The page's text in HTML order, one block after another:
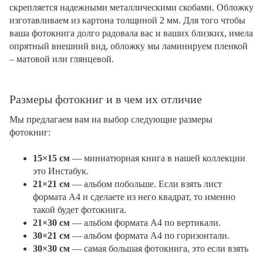
скрепляется надежными металлическими скобами. Обложку
изготавливаем из картона толщиной 2 мм. Для того чтобы
ваша фотокнига долго радовала вас и ваших близких, имела
опрятный внешний вид, обложку мы ламинируем пленкой
– матовой или глянцевой.
Размеры фотокниг и в чем их отличие
Мы предлагаем вам на выбор следующие размеры
фотокниг:
15×15 см — миниатюрная книга в нашей коллекции
это Инстабук.
21×21 см — альбом побольше. Если взять лист
формата А4 и сделаете из него квадрат, то именно
такой будет фотокнига.
21×30 см — альбом формата А4 по вертикали.
30×21 см — альбом формата А4 по горизонтали.
30×30 см — самая большая фотокнига, это если взять